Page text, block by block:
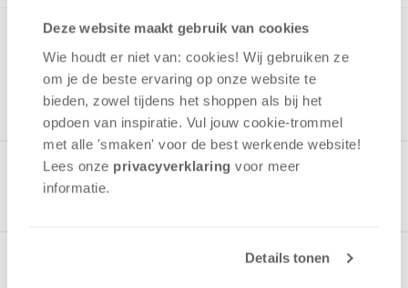
Deze website maakt gebruik van cookies
Wie houdt er niet van: cookies! Wij gebruiken ze
om je de beste ervaring op onze website te
bieden, zowel tijdens het shoppen als bij het
opdoen van inspiratie. Vul jouw cookie-trommel
met alle 'smaken' voor de best werkende website​!
Lees onze privacyverklaring voor meer
informatie.
Details tonen
Gerelateerde producten